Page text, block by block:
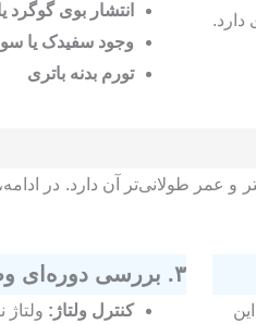
دارد.
انتشار بوی گوگرد
وجود سفیدک یا
تورم بدنه باتری
عمر طولانی‌تر آن دارد. در
۳. بررسی دوره‌ای وضعیت باتری
کنترل ولتاژ: